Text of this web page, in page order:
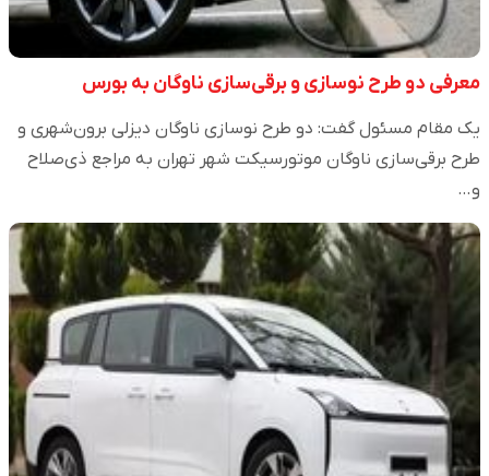
معرفی دو طرح نوسازی و برقی‌سازی ناوگان به بورس
یک مقام مسئول گفت: دو طرح نوسازی ناوگان دیزلی برون‌شهری و
طرح برقی‌سازی ناوگان موتورسیکت شهر تهران به مراجع ذی‌صلاح
و…